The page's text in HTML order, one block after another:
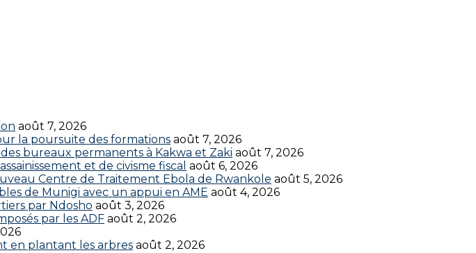
août 7, 2026
la poursuite des formations août 7, 2026
bureaux permanents à Kakwa et Zaki août 7, 2026
et de civisme fiscal août 6, 2026
Centre de Traitement Ebola de Rwankole août 5, 2026
de Munigi avec un appui en AME‎‎ août 4, 2026
par Ndosho août 3, 2026
par les ADF août 2, 2026
en plantant les arbres août 2, 2026